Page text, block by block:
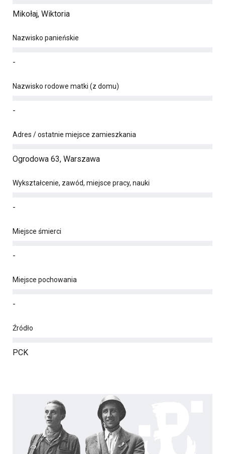
Mikołaj, Wiktoria
Nazwisko panieńskie
-
Nazwisko rodowe matki (z domu)
-
Adres / ostatnie miejsce zamieszkania
Ogrodowa 63, Warszawa
Wykształcenie, zawód, miejsce pracy, nauki
-
Miejsce śmierci
-
Miejsce pochowania
-
Źródło
PCK